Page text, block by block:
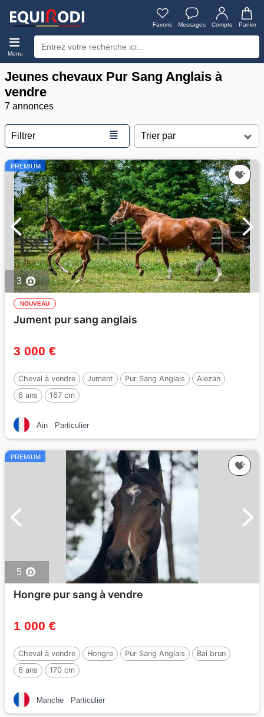
Favoris Messages Compte Panier
Menu
Jeunes chevaux Pur Sang Anglais à
vendre
7 annonces
Filtrer ≣
PREMIUM
3
NOUVEAU
Jument pur sang anglais
3 000 €
Cheval à vendre Jument Pur Sang Anglais
Alezan
6 ans
167 cm
Ain Particulier
PREMIUM
5
Hongre pur sang à vendre
1 000 €
Cheval à vendre Hongre Pur Sang Anglais
Bai brun
6 ans
170 cm
Manche Particulier